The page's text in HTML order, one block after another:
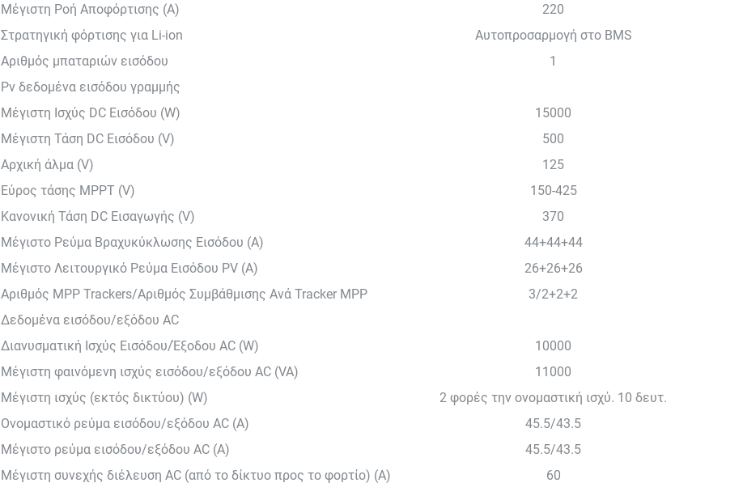
Μέγιστη Ροή Αποφόρτισης (A)
220
Στρατηγική φόρτισης για Li-ion
Αυτοπροσαρμογή στο BMS
Αριθμός μπαταριών εισόδου
1
Pv δεδομένα εισόδου γραμμής
Μέγιστη Ισχύς DC Εισόδου (W)
15000
Μέγιστη Τάση DC Εισόδου (V)
500
Αρχική άλμα (V)
125
Εύρος τάσης MPPT (V)
150-425
Κανονική Τάση DC Εισαγωγής (V)
370
Μέγιστο Ρεύμα Βραχυκύκλωσης Εισόδου (A)
44+44+44
Μέγιστο Λειτουργικό Ρεύμα Εισόδου PV (A)
26+26+26
Αριθμός MPP Trackers/Αριθμός Συμβάθμισης Ανά Tracker MPP
3/2+2+2
Δεδομένα εισόδου/εξόδου AC
Διανυσματική Ισχύς Εισόδου/Έξοδου AC (W)
10000
Μέγιστη φαινόμενη ισχύς εισόδου/εξόδου AC (VA)
11000
Μέγιστη ισχύς (εκτός δικτύου) (W)
2 φορές την ονομαστική ισχύ. 10 δευτ.
Ονομαστικό ρεύμα εισόδου/εξόδου AC (Α)
45.5/43.5
Μέγιστο ρεύμα εισόδου/εξόδου AC (Α)
45.5/43.5
Μέγιστη συνεχής διέλευση AC (από το δίκτυο προς το φορτίο) (A)
60